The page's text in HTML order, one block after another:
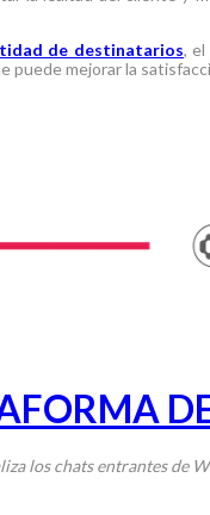
de destinatarios, el
puede mejorar la
los chats entrantes de